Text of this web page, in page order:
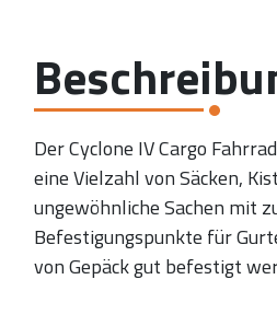
Der Cyclone IV Cargo
eine Vielzahl von Säcken,
ungewöhnliche Sachen mit
Befestigungspunkte für
von Gepäck gut befestigt